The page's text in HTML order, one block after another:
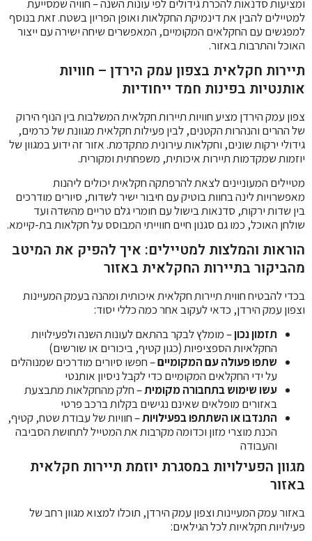
ומציעות סדנאות להכרת גידולים לפי עונות השנה – חוויה שמסייעת
למטיילים להבין את דינמיקת החקלאות ואופן הפריון בשטח. זאת בנוסף
למפגשים עם החקלאים המקומיים, המאפשרים שיחה ישירה עם ייצור
האוכל והתרבות באזור.
תיירות חקלאית בצפון עמק הירדן – חוויות
אותנטיות בפינות חמד ייחודיות
צפון עמק הירדן מציע חוויות תיירות חקלאית המשלבות בין הנוף הירוק
של ההרים והנהרות הקטנים, לבין פעילות חקלאית מגוונת של כרמים,
גידולי ירקות שונים, וחקלאות עירונית מתקדמת. אזור זה ידוע במגוון של
יוזמות שמקדמות תיירות איכותית, משפחתית ומקורית.
מטיילים המעוניינים לצאת להרפתקה חקלאית יכולים ליהנות
מאפשרויות לינה בחוות בוטיק עם חיבור ישיר לשדות, סיורים מודרכים
בין שדות ירקות, סדנאות בישול עם חומרי גלם טריים מהשדה ועד
שולחן האוכל, כמו גם סגנון חיים חווייתי המבוסס על חקלאות בת-קיימא.
הוראות והמלצות למטיילים: איך להפיק את המיטב
מהביקור בתיירות החקלאית באזור
בכדי להבטיח חווית תיירות חקלאית איכותית ומהנה בעמק המעיינות
וצפון עמק הירדן, כדאי לעקוב אחר כמה כללי יסוד:
תזמון נכון– מומלץ לבקר בהתאם לעונות השנה ולפעילויות
החקלאיות הספציפיות (כגון קטיף, ביכורים או שורשים)
שתפו פעולה עם המקומיים– חפשו סיורים מודרכים שמנוהלים
על ידי החקלאים המקומיים כדי לקבל ניסיון אותנטי
עשו שימוש בתחבורה מקומית– חלק מהחקלאות מתבצעת
באזורים מופלאים שאינם נגישים בקלות ברכב פרטי
התנדבו או השתתפו בפעילויות– חוויות של עבודת שטח, קטיף,
הכנת מוצרי מזון וכדומה מקרבות את המטייל לתחושת הסביבה
והעבודה
מגוון הפעילויות במסגרת יוזמת תיירות חקלאית
באזור
באזור עמק המעיינות וצפון עמק הירדן, תוכלו למצוא מגוון רחב של
פעילויות חקלאיות לכל הגילאים: